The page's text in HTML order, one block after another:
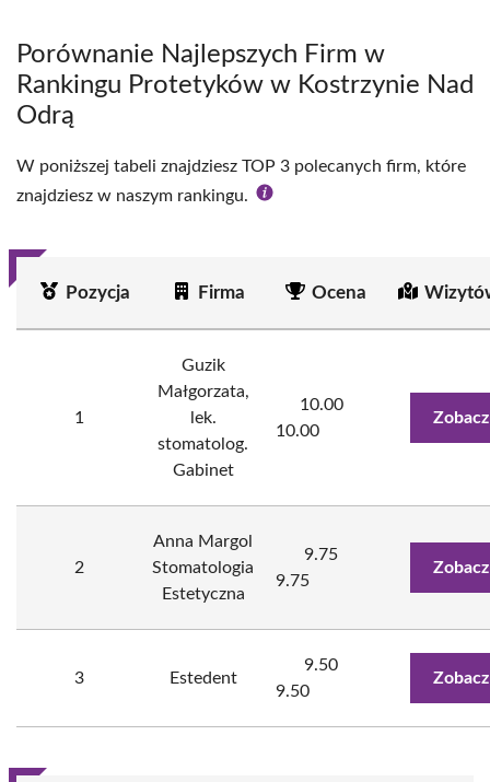
Porównanie Najlepszych Firm w
Rankingu Protetyków w Kostrzynie Nad
Odrą
W poniższej tabeli znajdziesz TOP 3 polecanych firm, które
znajdziesz w naszym rankingu.
Pozycja Firma Ocena
1
Guzik
Małgorzata,
lek.
stomatolog.
Gabinet
10.00
10.00
2
Anna Margol
Stomatologia
Estetyczna
9.75
9.75
3 Estedent
9.50
9.50